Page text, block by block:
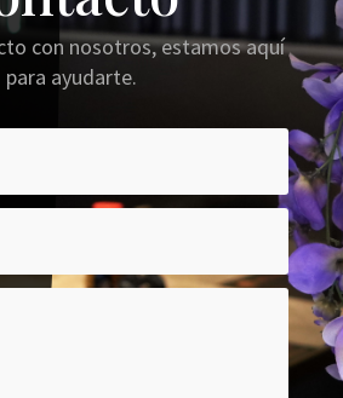
con nosotros, estamos aquí
para ayudarte.